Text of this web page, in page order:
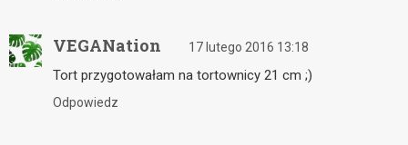
VEGANation 17 lutego 2016 13:18
Tort przygotowałam na tortownicy 21 cm ;)
Odpowiedz